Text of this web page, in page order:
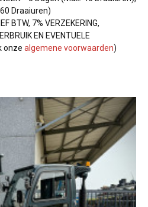
Draaiuren)
BTW, 7% VERZEKERING,
EN EVENTUELE
onze algemene voorwaarden)